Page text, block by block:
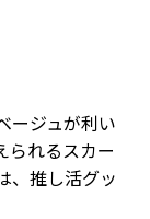
ージュが利い
られるスカー
、推し活グッ